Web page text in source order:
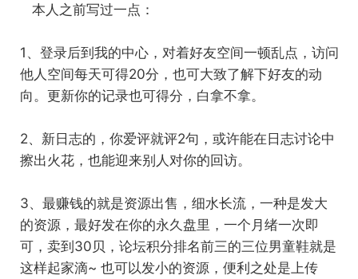
本人之前写过一点：
1、登录后到我的中心，对着好友空间一顿乱点，访问
他人空间每天可得20分，也可大致了解下好友的动
向。更新你的记录也可得分，白拿不拿。
2、新日志的，你爱评就评2句，或许能在日志讨论中
擦出火花，也能迎来别人对你的回访。
3、最赚钱的就是资源出售，细水长流，一种是发大
的资源，最好发在你的永久盘里，一个月绪一次即
可，卖到30贝，论坛积分排名前三的三位男童鞋就是
这样起家滴~ 也可以发小的资源，便利之处是上传